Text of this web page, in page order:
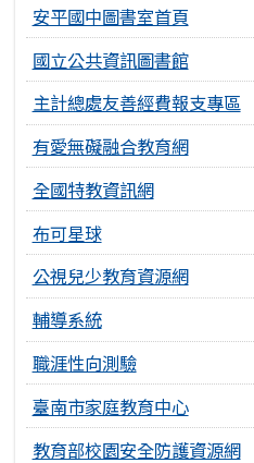
安平國中圖書室首頁
國立公共資訊圖書館
主計總處友善經費報支專區
有愛無礙融合教育網
全國特教資訊網
布可星球
公視兒少教育資源網
輔導系統
職涯性向測驗
臺南市家庭教育中心
教育部校園安全防護資源網